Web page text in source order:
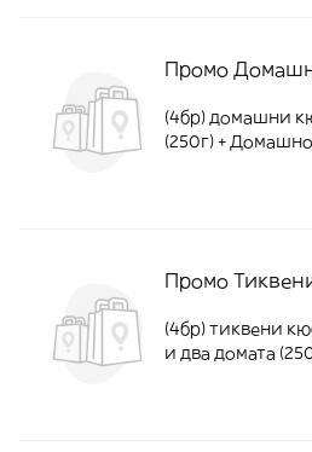
Промо
(4бр) домашни
(250г) +
Промо
(4бр) тиквени
и два домата